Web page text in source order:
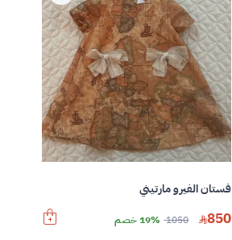
فستان الفيرو مارتيني
850
1050 19% خصم